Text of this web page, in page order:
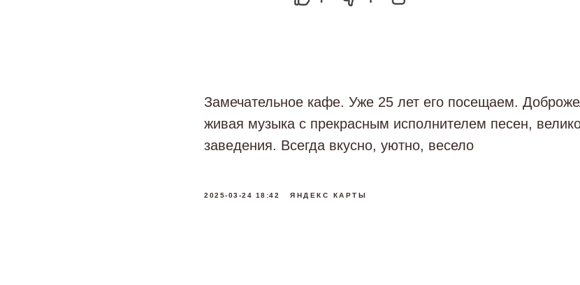
Замечательное кафе. Уже 25 лет его посещаем.
живая музыка с прекрасным исполнителем песен,
заведения. Всегда вкусно, уютно, весело
2025-03-24 18:42 ЯНДЕКС КАРТЫ